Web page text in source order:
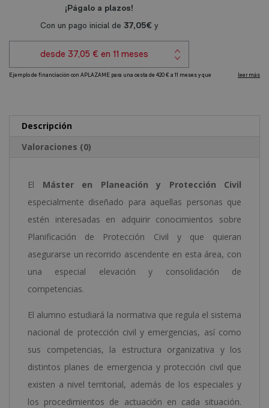
cantidad
t
Descripción
Valoraciones (0)
El Máster en Planeación y Protección Civil
especialmente diseñado para aquellas personas que
estén interesadas en adquirir conocimientos sobre
Planificación de Protección Civil y que quieran
asegurarse un recorrido ascendente en esta área, con
una especial elevación y consolidación de
competencias.
El alumno estudiará la normativa que regula el sistema
nacional de protección civil y emergencias, así como
sus competencias, la estructura organizativa y los
distintos planes de emergencia y protección civil que
existen a nivel territorial, además de los especiales y
los procedimientos de actuación en cada situación.